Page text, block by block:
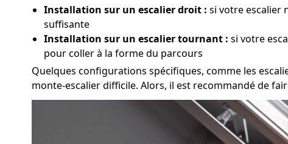
Installation sur un escalier droit : si votre escalier
suffisante
Installation sur un escalier tournant : si votre
pour coller à la forme du parcours
Quelques configurations spécifiques, comme les
monte-escalier difficile. Alors, il est recommandé de